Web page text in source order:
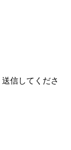
信してくださ